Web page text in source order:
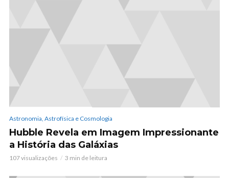
Astronomia, Astrofísica e Cosmologia
Hubble Revela em Imagem Impressionante
a História das Galáxias
107 visualizações 3 min de leitura